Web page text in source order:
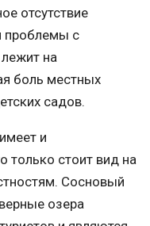
отсутствие
проблемы с
на
боль местных
садов.
и
только стоит вид на
Сосновый
озера